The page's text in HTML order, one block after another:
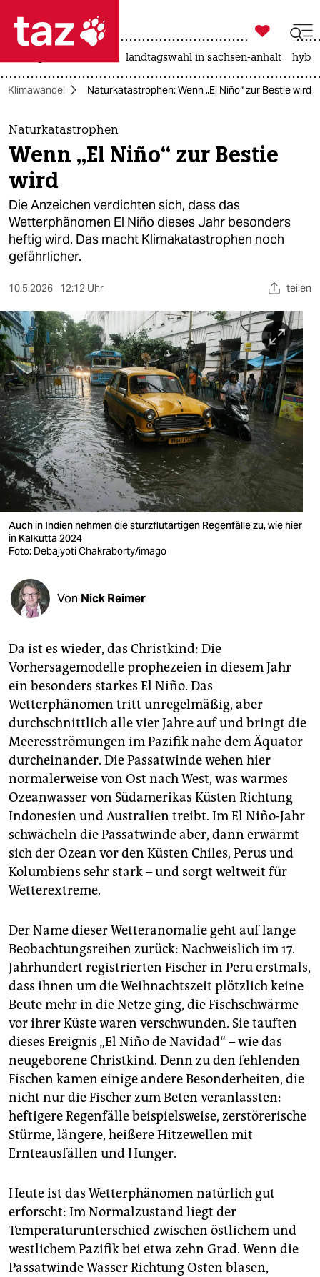
 taz zahl ich
taz zahl ich
themen
politik
öko
gesellschaft
kultur
sport
berlin
nord
wahrheit
verlag
verlag
veranstaltungen
shop
fragen & hilfe
unterstützen
abo
genossenschaft
epaper login

taz zahl ich
landtagswahl in sachsen-anhalt
Klimawandel Naturkatastrophen: Wenn „El Niño“ zur Bestie wird
Naturkatastrophen
Wenn „El Niño“ zur Bestie
wird
Die Anzeichen verdichten sich, dass das
Wetterphänomen El Niño dieses Jahr besonders
heftig wird. Das macht Klimakatastrophen noch
gefährlicher.
10.5.2026 12:12 Uhr teilen
Auch in Indien nehmen die sturzflutartigen Regenfälle zu, wie hier
in Kalkutta 2024
Foto: Debajyoti Chakraborty/imago
Von Nick Reimer
Da ist es wieder, das Christkind: Die
Vorhersagemodelle prophezeien in diesem Jahr
ein besonders starkes El Niño. Das
Wetterphänomen tritt unregelmäßig, aber
durchschnittlich alle vier Jahre auf und bringt die
Meeresströmungen im Pazifik nahe dem Äquator
durcheinander. Die Passatwinde wehen hier
normalerweise von Ost nach West, was warmes
Ozeanwasser von Südamerikas Küsten Richtung
Indonesien und Australien treibt. Im El Niño-Jahr
schwächeln die Passatwinde aber, dann erwärmt
sich der Ozean vor den Küsten Chiles, Perus und
Kolumbiens sehr stark – und sorgt weltweit für
Wetterextreme.
Der Name dieser Wetteranomalie geht auf lange
Beobachtungsreihen zurück: Nachweislich im 17.
Jahrhundert registrierten Fischer in Peru erstmals,
dass ihnen um die Weihnachtszeit plötzlich keine
Beute mehr in die Netze ging, die Fischschwärme
vor ihrer Küste waren verschwunden. Sie tauften
dieses Ereignis „El Niño de Navidad“ – wie das
neugeborene Christkind. Denn zu den fehlenden
Fischen kamen einige andere Besonderheiten, die
nicht nur die Fischer zum Beten veranlassten:
heftigere Regenfälle beispielsweise, zerstörerische
Stürme, längere, heißere Hitzewellen mit
Ernteausfällen und Hunger.
Heute ist das Wetterphänomen natürlich gut
erforscht: Im Normalzustand liegt der
Temperaturunterschied zwischen östlichem und
westlichem Pazifik bei etwa zehn Grad. Wenn die
Passatwinde Wasser Richtung Osten blasen,